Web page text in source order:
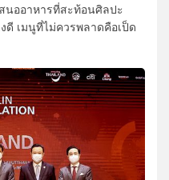
นออาหารที่สะท้อนศิลปะ
ดี เมนูที่ไม่ควรพลาดคือเป็ด